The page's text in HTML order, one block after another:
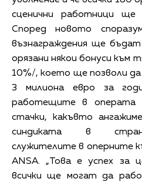
сценични работници ще
Според новото
възнаграждения ще
орязани някои бонуси към
10%/, което ще позволи
3 милиона евро за
работещите в операта
стачки, какъвто
синдиката в
служителите в оперните
ANSA. „Това е успех за
всички ще могат да